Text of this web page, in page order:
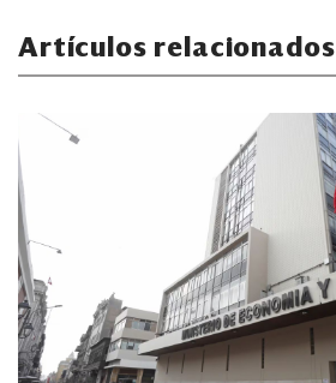
Artículos relacionados